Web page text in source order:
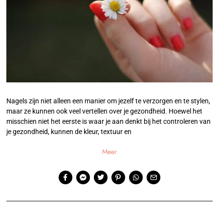
Nagels zijn niet alleen een manier om jezelf te verzorgen en te stylen,
maar ze kunnen ook veel vertellen over je gezondheid. Hoewel het
misschien niet het eerste is waar je aan denkt bij het controleren van
je gezondheid, kunnen de kleur, textuur en
Meer